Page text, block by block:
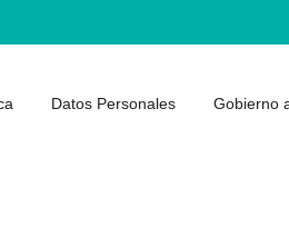
Datos Personales Gobierno